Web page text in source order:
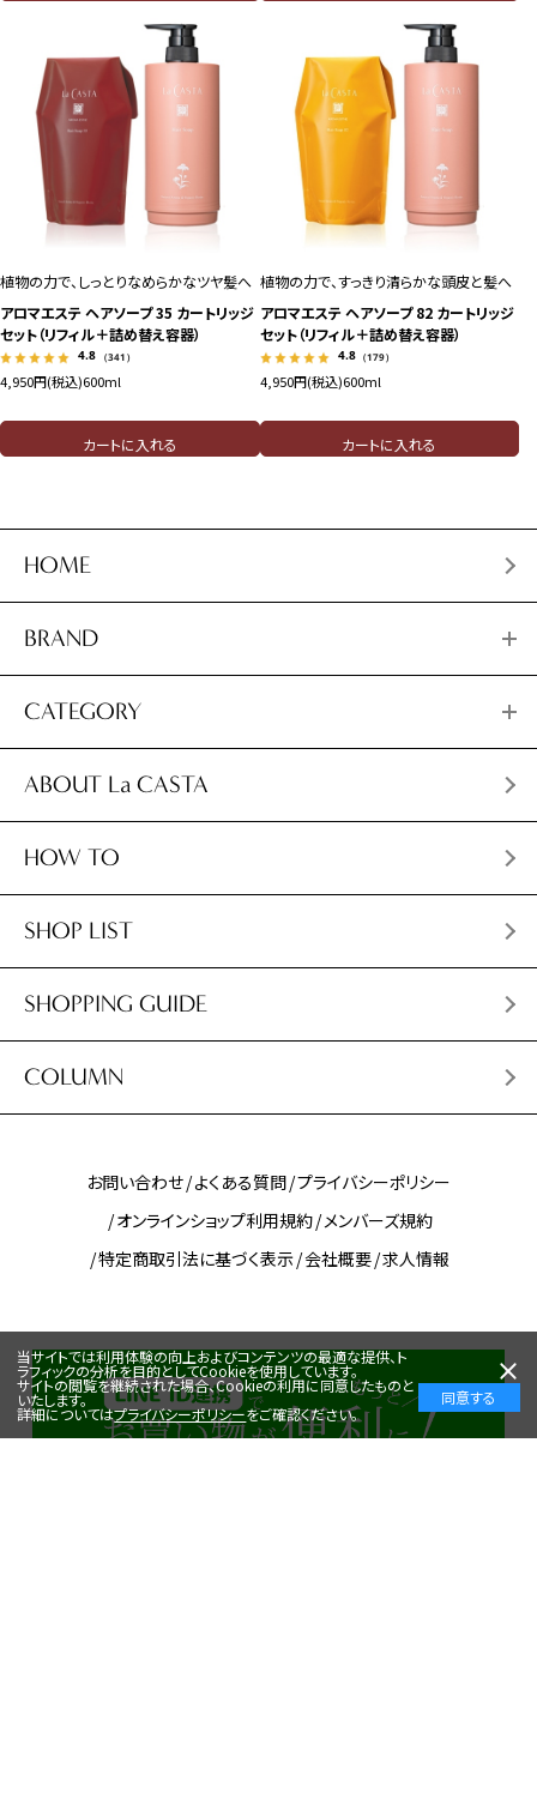
植物の力で、しっとりなめらかなツヤ髪へ
アロマエステ ヘアソープ 35 カートリッジ
セット（リフィル＋詰め替え容器）
4.8 （341）
4,950円(税込)600ml
カートに入れる
植物の力で、すっきり清らかな頭皮と髪へ
アロマエステ ヘアソープ 82 カートリッジ
セット（リフィル＋詰め替え容器）
4.8 （179）
4,950円(税込)600ml
カートに入れる
HOME
BRAND
CATEGORY
ABOUT La CASTA
HOW TO
SHOP LIST
SHOPPING GUIDE
COLUMN
お問い合わせ よくある質問 プライバシーポリシー
オンラインショップ利用規約 メンバーズ規約
特定商取引法に基づく表示 会社概要 求人情報
当サイトでは利用体験の向上およびコンテンツの最適な提供、ト
ラフィックの分析を目的としてCookieを使用しています。
サイトの閲覧を継続された場合、Cookieの利用に同意したものと
いたします。
詳細についてはプライバシーポリシーをご確認ください。
同意する